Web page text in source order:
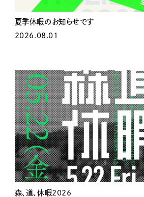
夏季休暇のお知らせです
2026.08.01
森、道、休暇2026